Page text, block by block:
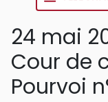
24 mai
Cour de
Pourvoi